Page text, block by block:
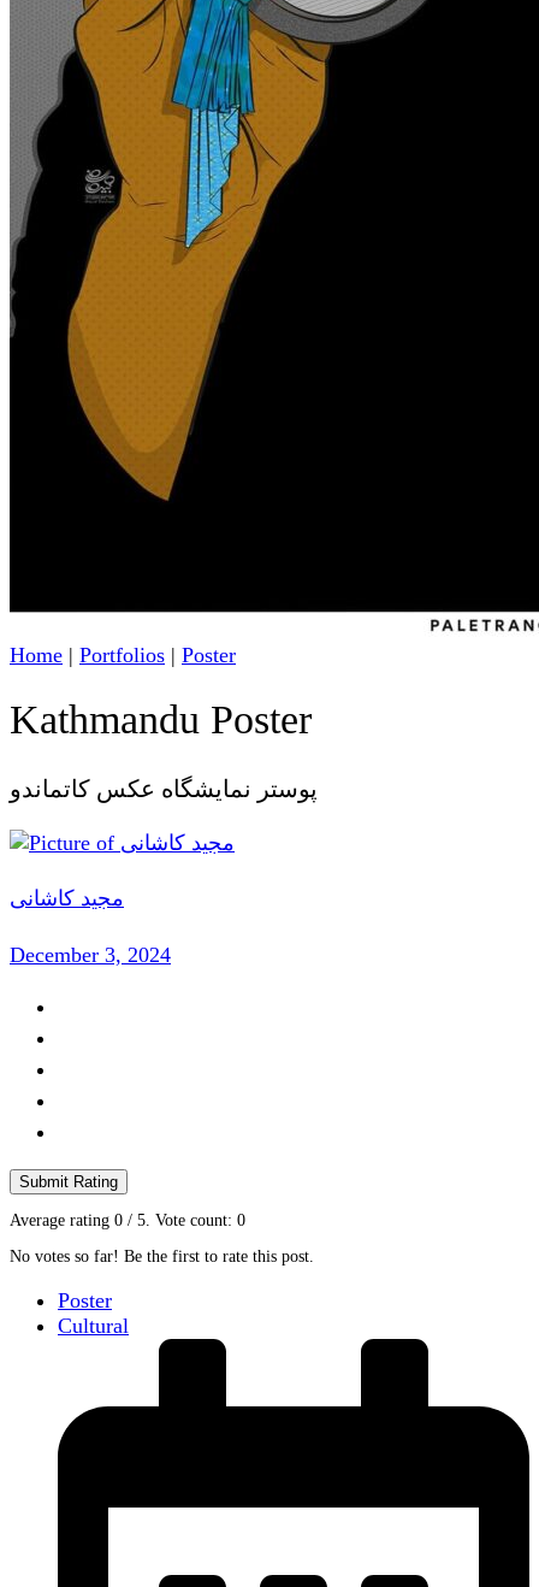
Home | Portfolios | Poster
Kathmandu Poster
پوستر نمایشگاه عکس کاتماندو
مجید کاشانی
December 3, 2024
Submit Rating
Average rating 0 / 5. Vote count: 0
No votes so far! Be the first to rate this post.
Poster
Cultural